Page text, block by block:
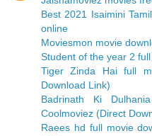
Best 2021 Isaimini
online
Moviesmon movie
Student of the year 2
Tiger Zinda Hai full
Download Link)
Badrinath Ki
Coolmoviez (Direct
Raees hd full movie